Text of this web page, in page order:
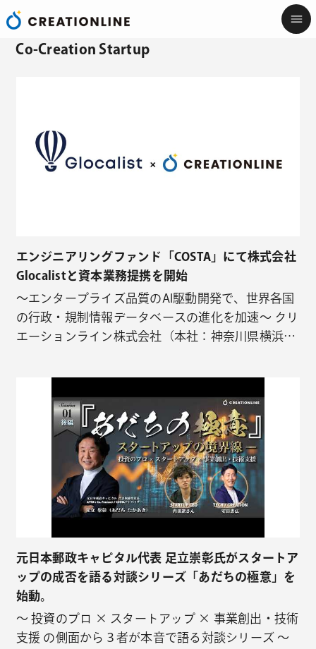
Co-Creation Startup
エンジニアリングファンド「COSTA」にて株式会社
Glocalistと資本業務提携を開始
〜エンタープライズ品質のAI駆動開発で、世界各国
の行政・規制情報データベースの進化を加速〜 クリ
エーションライン株式会社（本社：神奈川県横浜
は、スタートアップ向けエンジニアリングファンド
ラトリー・インテリジェンス・プラットフォームを
展開する株式会社Glocalis…
元日本郵政キャピタル代表 足立崇彰氏がスタートア
ップの成否を語る対談シリーズ「あだちの極意」を
始動。
〜 投資のプロ × スタートアップ × 事業創出・技術
支援 の側面から３者が本音で語る対談シリーズ 〜